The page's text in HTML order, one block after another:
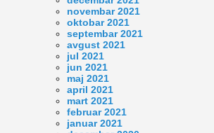
novembar 2021
oktobar 2021
septembar 2021
avgust 2021
jul 2021
jun 2021
maj 2021
april 2021
mart 2021
februar 2021
januar 2021